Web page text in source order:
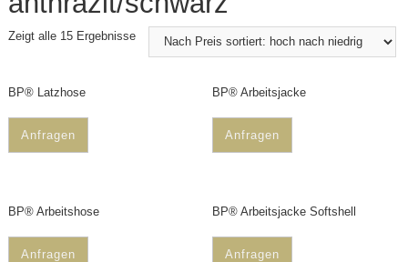
Zeigt alle 15 Ergebnisse
BP® Latzhose
Anfragen
BP® Arbeitsjacke
Anfragen
BP® Arbeitshose
Anfragen
BP® Arbeitsjacke Softshell
Anfragen